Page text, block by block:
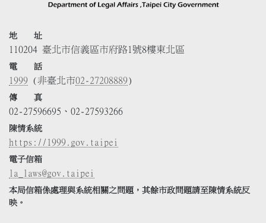
地 址
110204 臺北市信義區市府路1號8樓東北區
電 話
1999 (非臺北市02-27208889)
傳 真
02-27596695、02-27593266
陳情系統
https://1999.gov.taipei
電子信箱
la_laws@gov.taipei
本局信箱係處理與系統相關之問題，其餘市政問題請至陳情系統反
映。